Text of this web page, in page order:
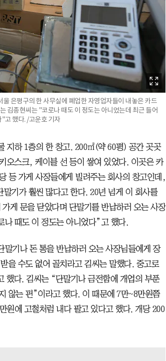
은평구의 한 사무실에 폐업한 자영업자들이 내놓은 카드
김종현씨는 "코로나 때도 이 정도는 아니었는데 최근 들어
고 했다. /고운호 기자
지하 1층의 한 창고. 200㎡(약 60평) 공간 곳곳
오스크, 케이블 선 등이 쌓여 있었다. 이곳은 카
등 가게 사장들에게 빌려주는 회사의 창고인데,
기가 훨씬 많다고 한다. 20년 넘게 이 회사를
게 문을 닫았다며 단말기를 반납하러 오는 사장
나 때도 이 정도는 아니었다”고 했다.
기나 돈 통을 반납하러 오는 사장님들에게 장
을 수도 없어 골치라고 김씨는 말했다. 중고로
했다. 김씨는 “단말기나 금전함에 개업의 부푼
않는 편”이라고 했다. 이 때문에 7만~8만원쯤
원에 고철처럼 내다 팔고 있다고 했다. 개당 200